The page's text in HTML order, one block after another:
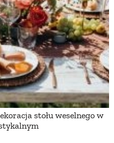
stołu weselnego w
DOMOWE
W NATURZE